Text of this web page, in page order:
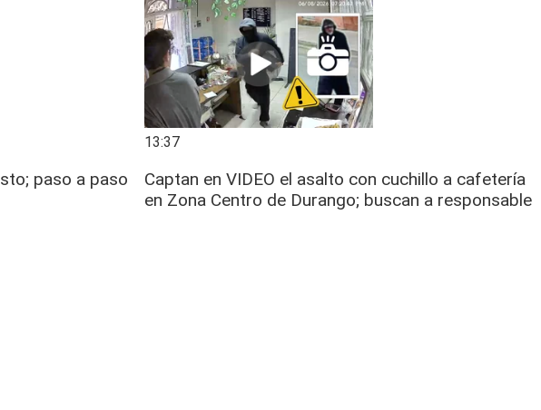
paso a paso
13:37
Captan en VIDEO el asalto con cuchillo a cafetería
en Zona Centro de Durango; buscan a responsable